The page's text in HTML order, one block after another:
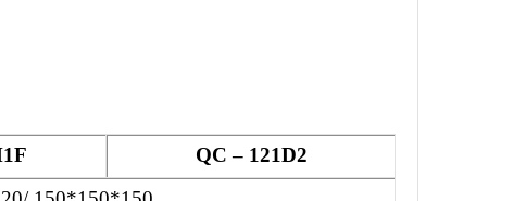
QC – 121D2